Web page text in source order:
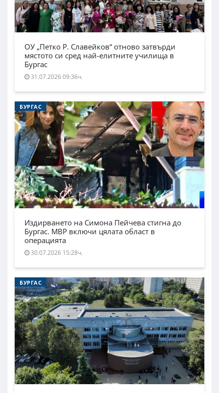
ОУ „Петко Р. Славейков“ отново затвърди
мястото си сред най-елитните училища в
Бургас
31.07.2026 09:36ч.
БУРГАС
Издирването на Симона Пейчева стигна до
Бургас. МВР включи цялата област в
операцията
30.07.2026 15:28ч.
БУРГАС